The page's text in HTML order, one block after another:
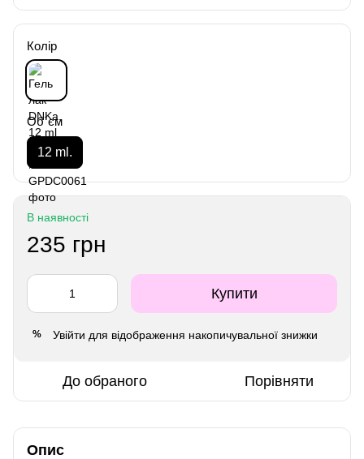
Колір
Об`єм
12 ml.
В наявності
235 грн
Купити
% Увійти для відображення накопичувальної знижки
До обраного Порівняти
Опис